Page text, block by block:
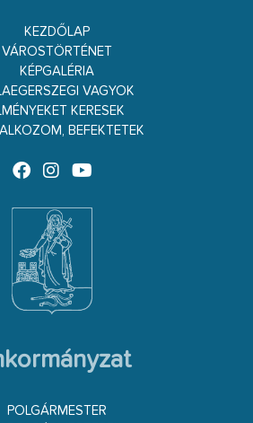
KEZDŐLAP
VÁROSTÖRTÉNET
KÉPGALÉRIA
VAGYOK
KERESEK
BEFEKTETEK
POLGÁRMESTER